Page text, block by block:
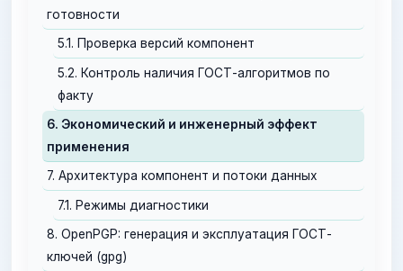
готовности
5.1. Проверка версий компонент
5.2. Контроль наличия ГОСТ-алгоритмов по
факту
6. Экономический и инженерный эффект
применения
7. Архитектура компонент и потоки данных
7.1. Режимы диагностики
8. OpenPGP: генерация и эксплуатация ГОСТ-
ключей (gpg)